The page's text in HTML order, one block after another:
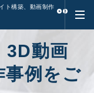
ト構築、動画制作
3D動画
事例をご